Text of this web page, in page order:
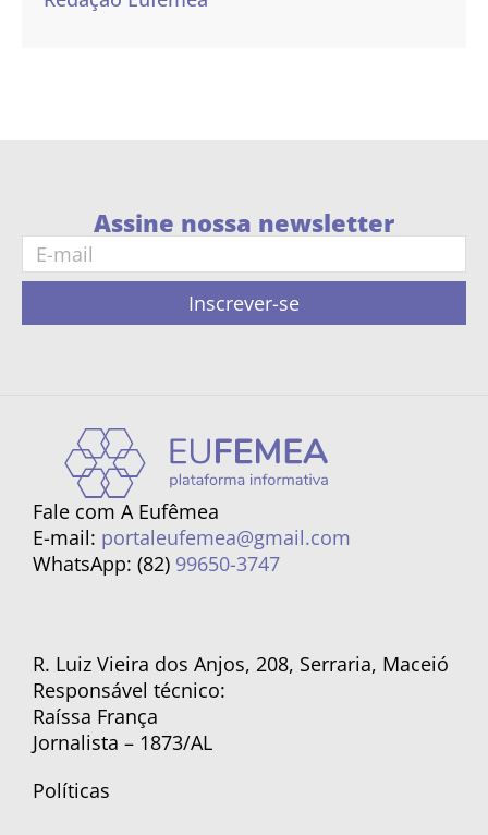
Assine nossa newsletter
Inscrever-se
Fale com A Eufêmea
E-mail: portaleufemea@gmail.com
WhatsApp: (82) 99650-3747
R. Luiz Vieira dos Anjos, 208, Serraria, Maceió
Responsável técnico:
Raíssa França
Jornalista – 1873/AL
Políticas